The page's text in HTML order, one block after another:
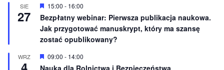
n
o
n
e
SIE
27
W
r
ó
ż
n
i
o
15:00 - 16:00
Bezpłatny webinar: Pierwsza publikacja naukowa.
Jak przygotować manuskrypt, który ma szansę
zostać opublikowany?
WRZ
W
09:00 - 14:00
Nauka dla Rolnictwa i Bezpieczeństwa